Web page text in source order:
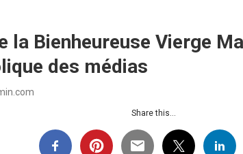
la Bienheureuse Vierge
des médias
Share this...